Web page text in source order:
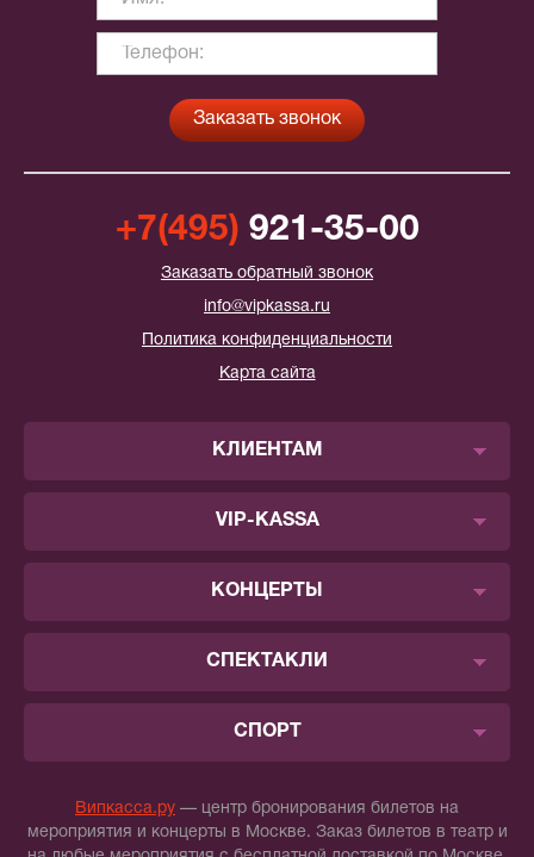
+7(495) 921-35-00
Заказать обратный звонок
info@vipkassa.ru
Политика конфиденциальности
Карта сайта
КЛИЕНТАМ
VIP-KASSA
КОНЦЕРТЫ
СПЕКТАКЛИ
СПОРТ
Випкасса.ру — центр бронирования билетов на
мероприятия и концерты в Москве. Заказ билетов в театр и